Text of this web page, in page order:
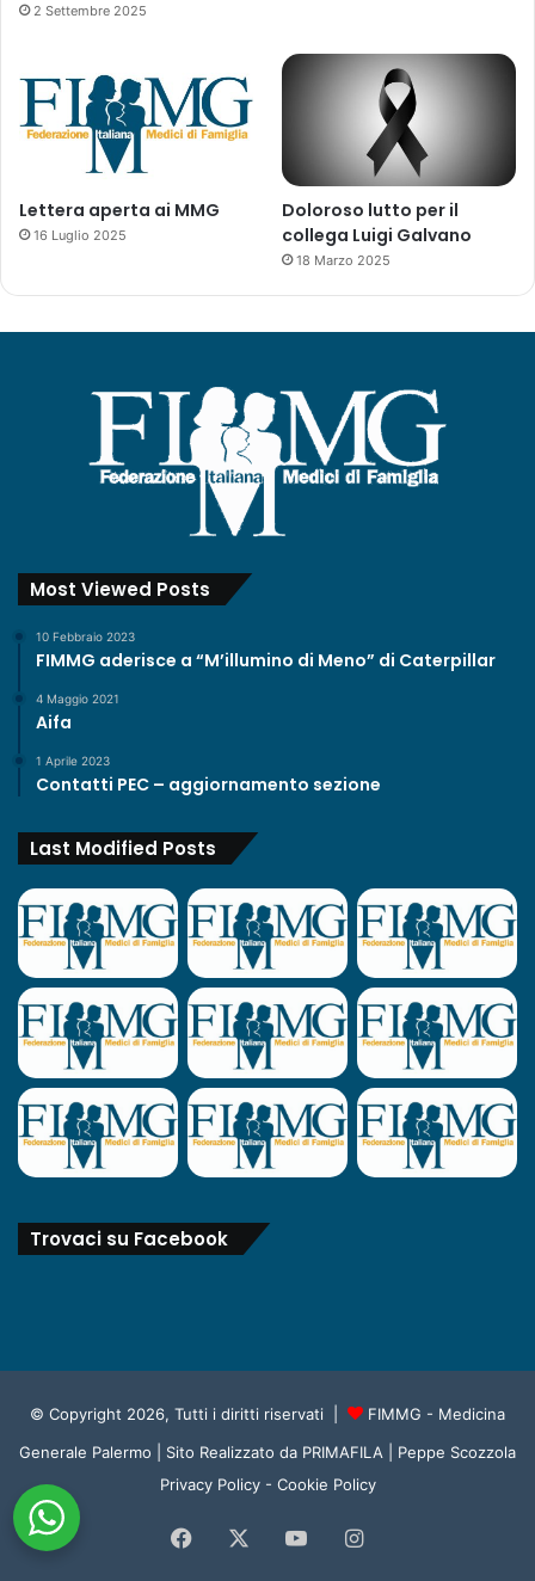
2 Settembre 2025
Lettera aperta ai MMG
16 Luglio 2025
Doloroso lutto per il
collega Luigi Galvano
18 Marzo 2025
Most Viewed Posts
10 Febbraio 2023
FIMMG aderisce a “M’illumino di Meno” di Caterpillar
4 Maggio 2021
Aifa
1 Aprile 2023
Contatti PEC – aggiornamento sezione
Last Modified Posts
Trovaci su Facebook
© Copyright 2026, Tutti i diritti riservati |
FIMMG - Medicina
Generale Palermo | Sito Realizzato da PRIMAFILA | Peppe Scozzola
Privacy Policy- Cookie Policy
Facebook Instagram